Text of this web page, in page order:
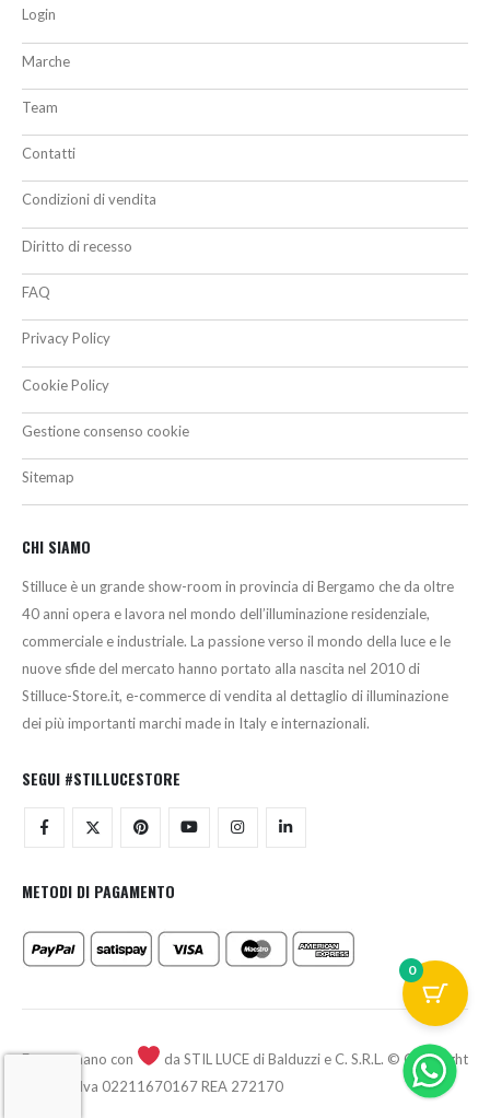
Login
Marche
Team
Contatti
Condizioni di vendita
Diritto di recesso
FAQ
Privacy Policy
Cookie Policy
Gestione consenso cookie
Sitemap
CHI SIAMO
Stilluce è un grande show-room in provincia di Bergamo che da oltre
40 anni opera e lavora nel mondo dell’illuminazione residenziale,
commerciale e industriale. La passione verso il mondo della luce e le
nuove sfide del mercato hanno portato alla nascita nel 2010 di
Stilluce-Store.it, e-commerce di vendita al dettaglio di illuminazione
dei più importanti marchi made in Italy e internazionali.
SEGUI #STILLUCESTORE
METODI DI PAGAMENTO
Fatto a mano con
da STIL LUCE di Balduzzi e C. S.R.L. © Copyright
2026 - P.Iva 02211670167 REA 272170
0